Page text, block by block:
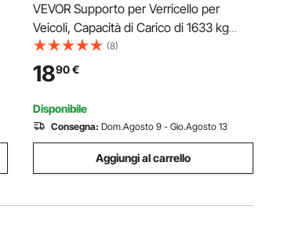
VEVOR Supporto per Verricello per
Veicoli, Capacità di Carico di 1633 kg
Attacco per Verricello per Gancio di
Traino con Ricevitore da 50,8 mm
Acciaio Verniciato a Polvere, per Pick-Up
ATV UTV, Nero
(8)
1890€
Disponibile
Consegna: Dom.Agosto 9 - Gio.Agosto 13
Aggiungi al carrello